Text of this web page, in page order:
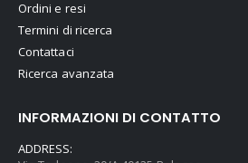
Ordini e resi
Termini di ricerca
Contattaci
Ricerca avanzata
INFORMAZIONI DI CONTATTO
ADDRESS: